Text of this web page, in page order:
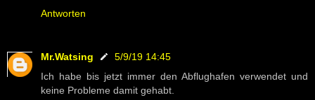
Antworten
Mr.Watsing
5/9/19 14:45
Ich habe bis jetzt immer den Abflughafen verwendet und
keine Probleme damit gehabt.